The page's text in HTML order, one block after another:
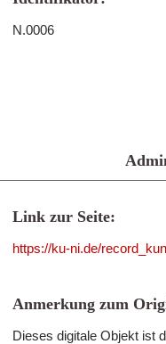
N.0006
Link zur Seite:
https://ku-ni.de/
Anmerkung zum
Dieses digitale Objekt ist